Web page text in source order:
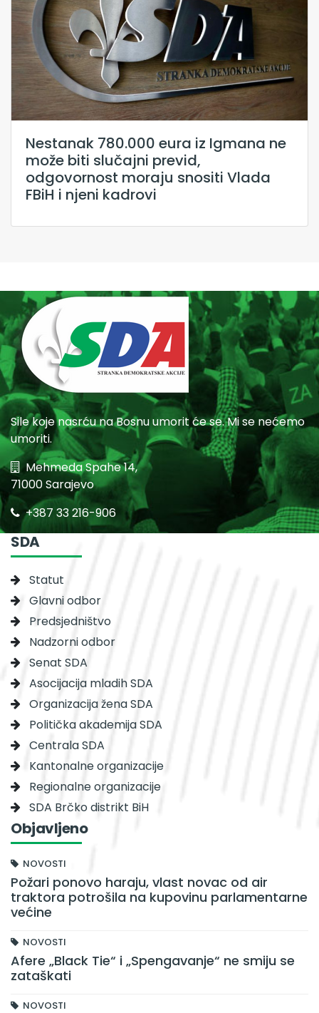
Nestanak 780.000 eura iz Igmana ne
može biti slučajni previd,
odgovornost moraju snositi Vlada
FBiH i njeni kadrovi
Sile koje nasrću na Bosnu umorit će se. Mi se nećemo
umoriti.
Mehmeda Spahe 14,
71000 Sarajevo
+387 33 216-906
SDA
Statut
Glavni odbor
Predsjedništvo
Nadzorni odbor
Senat SDA
Asocijacija mladih SDA
Organizacija žena SDA
Politička akademija SDA
Centrala SDA
Kantonalne organizacije
Regionalne organizacije
SDA Brčko distrikt BiH
Objavljeno
NOVOSTI
Požari ponovo haraju, vlast novac od air
traktora potrošila na kupovinu parlamentarne
većine
NOVOSTI
Afere „Black Tie“ i „Spengavanje“ ne smiju se
zataškati
NOVOSTI